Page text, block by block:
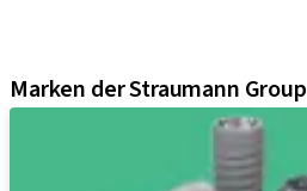
Marken der Straumann Group